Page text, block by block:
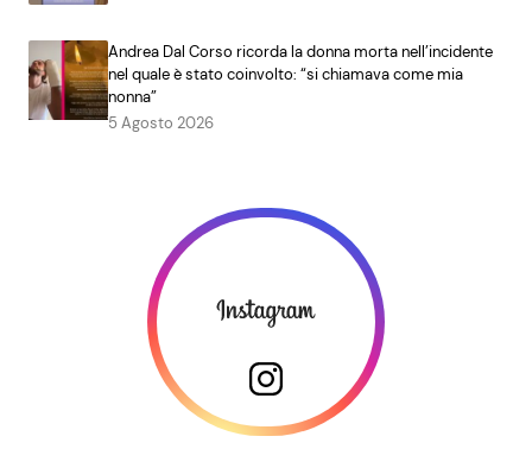
Andrea Dal Corso ricorda la donna morta nell’incidente
nel quale è stato coinvolto: “si chiamava come mia
nonna”
5 Agosto 2026